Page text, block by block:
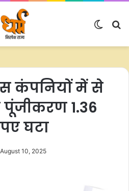
Switch
कंपनियों में से
पूंजीकरण 1.36
घटा
August 10, 2025